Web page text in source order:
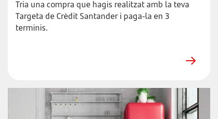
Tria una compra que hagis realitzat amb la teva
Targeta de Crèdit Santander i paga-la en 3
terminis.